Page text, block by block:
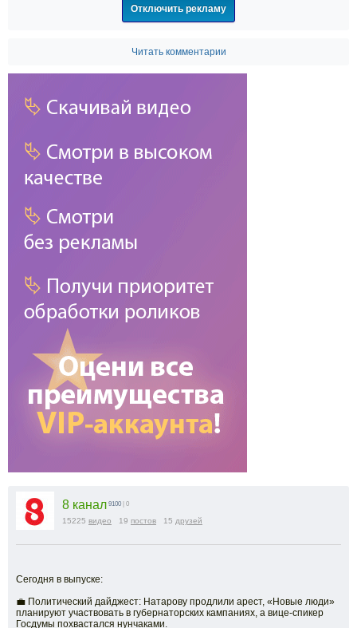
Отключить рекламу
Читать комментарии
8 канал 9100 | 0
15225 видео 19 постов 15 друзей
Сегодня в выпуске:
💼 Политический дайджест: Натарову продлили арест, «Новые люди»
планируют участвовать в губернаторских кампаниях, а вице-спикер
Госдумы похвастался нунчаками.